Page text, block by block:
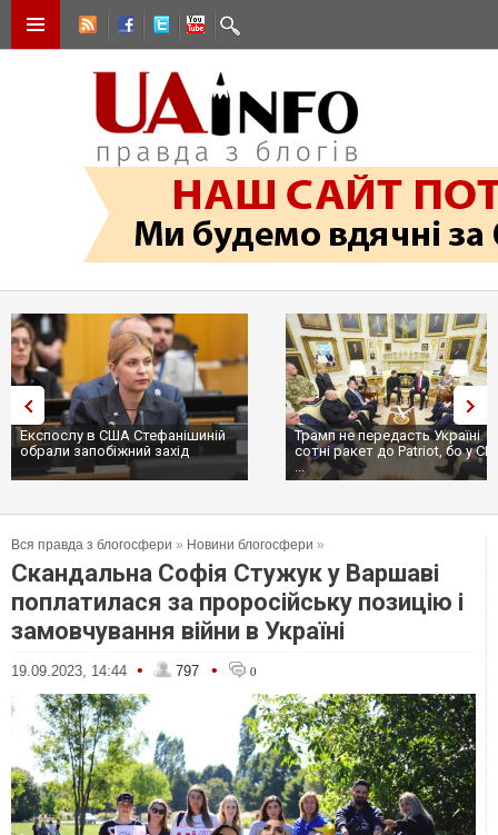
Експослу в США Стефанішиній
обрали запобіжний захід
Трамп не передасть Україні
сотні ракет до Patriot, бо у
...
Вся правда з блогосфери » Новини блогосфери »
Скандальна Софія Стужук у Варшаві
поплатилася за проросійську позицію і
замовчування війни в Україні
19.09.2023, 14:44 • 797 • 0